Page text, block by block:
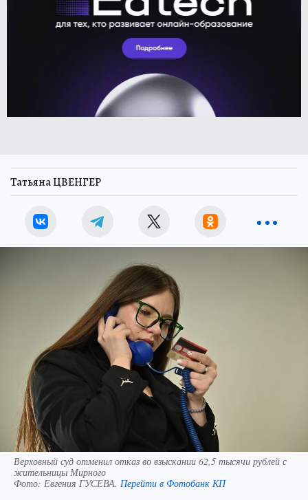
Татьяна ЦВЕНГЕР
Верховный суд отменил отказ во взыскании 62,5 тысячи рублей с
жительницы Мирного
Фото: Евгения ГУСЕВА. Перейти в Фотобанк КП